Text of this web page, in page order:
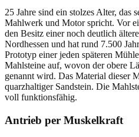
25 Jahre sind ein stolzes Alter, das
Mahlwerk und Motor spricht. Vor
den Besitz einer noch deutlich
Nordhessen und hat rund 7.500
Prototyp einer jeden späteren
Mahlsteine auf, wovon der obere
genannt wird. Das Material dieser
quarzhaltiger Sandstein. Die
voll funktionsfähig.
Antrieb per Muskelkraft